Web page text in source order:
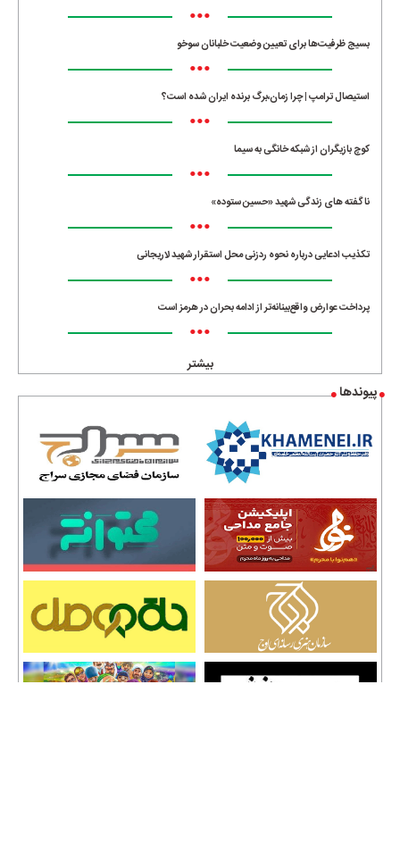
•••
بسیج ظرفیت‌ها برای تعیین وضعیت خلبانان سوخو
•••
استیصال ترامپ | چرا زمان،برگ برنده ایران شده است؟
•••
کوچ بازیگران از شبکه خانگی به سیما
•••
ناگفته های زندگی شهید «حسین ستوده»
•••
تکذیب ادعایی درباره نحوه ردزنی محل استقرار شهید لاریجانی
•••
پرداخت عوارض واقع‌بینانه‌تر از ادامه بحران در هرمز است
•••
بیشتر
پیوندها